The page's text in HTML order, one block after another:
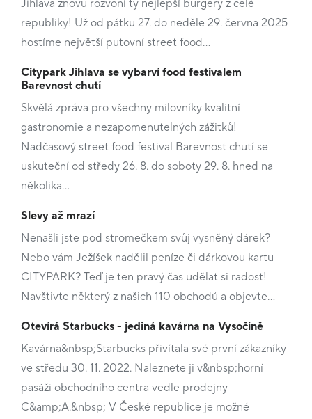
Jihlava znovu rozvoní ty nejlepší burgery z celé
republiky! Už od pátku 27. do neděle 29. června 2025
hostíme největší putovní street food…
Citypark Jihlava se vybarví food festivalem
Barevnost chutí
Skvělá zpráva pro všechny milovníky kvalitní
gastronomie a nezapomenutelných zážitků!
Nadčasový street food festival Barevnost chutí se
uskuteční od středy 26. 8. do soboty 29. 8. hned na
několika…
Slevy až mrazí
Nenašli jste pod stromečkem svůj vysněný dárek?
Nebo vám Ježíšek nadělil peníze či dárkovou kartu
CITYPARK? Teď je ten pravý čas udělat si radost!
Navštivte některý z našich 110 obchodů a objevte…
Otevírá Starbucks - jediná kavárna na Vysočině
Kavárna&nbsp;Starbucks přivítala své první zákazníky
ve středu 30. 11. 2022. Naleznete ji v&nbsp;horní
pasáži obchodního centra vedle prodejny
C&amp;A.&nbsp; V České republice je možné